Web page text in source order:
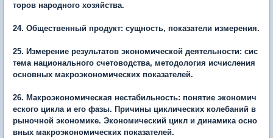
торов народного хозяйства.
24. Общественный продукт: сущность, показатели измерения.
25. Измерение результатов экономической деятельности: сис
тема национального счетоводства, методология исчисления
основных макроэкономических показателей.
26. Макроэкономическая нестабильность: понятие экономич
еского цикла и его фазы. Причины циклических колебаний в
рыночной экономике. Экономический цикл и динамика осно
вных макроэкономических показателей.